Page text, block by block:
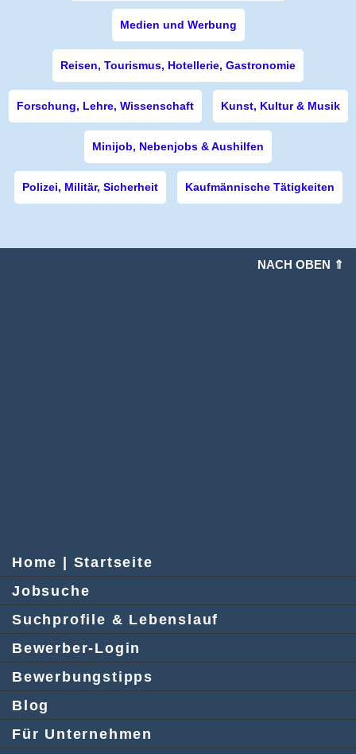
Medien und Werbung
Reisen, Tourismus, Hotellerie, Gastronomie
Forschung, Lehre, Wissenschaft Kunst, Kultur & Musik
Minijob, Nebenjobs & Aushilfen
Polizei, Militär, Sicherheit Kaufmännische Tätigkeiten
NACH OBEN ⇑
Home | Startseite
Jobsuche
Suchprofile & Lebenslauf
Bewerber-Login
Bewerbungstipps
Blog
Für Unternehmen